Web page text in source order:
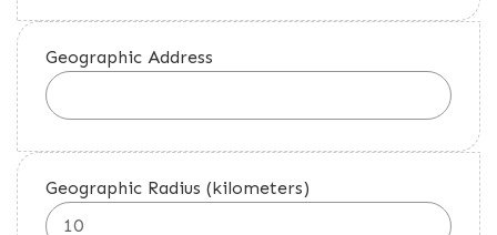
Geographic Address
Geographic Radius (kilometers)